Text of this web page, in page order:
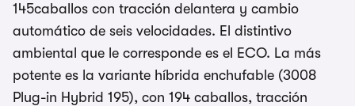
145caballos con tracción delantera y cambio
automático de seis velocidades. El distintivo
ambiental que le corresponde es el ECO. La más
potente es la variante híbrida enchufable (3008
Plug-in Hybrid 195), con 194 caballos, tracción